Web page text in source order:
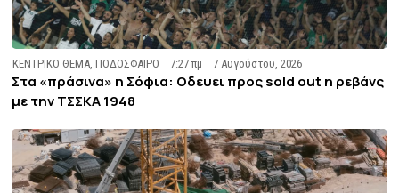
ΚΕΝΤΡΙΚΟ ΘΕΜΑ,ΠΟΔΟΣΦΑΙΡΟ 7:27 πμ 7 Αυγούστου, 2026
Στα «πράσινα» η Σόφια: Οδευει προς sold out η ρεβάνς
με την ΤΣΣΚΑ 1948